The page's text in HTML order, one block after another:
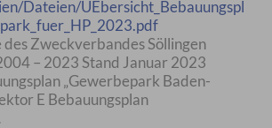
Dateien/UEbersicht_Bebauungspl
des Zweckverbandes Söllingen
– 2023 Stand Januar 2023
„Gewerbepark Baden-
E Bebauungsplan